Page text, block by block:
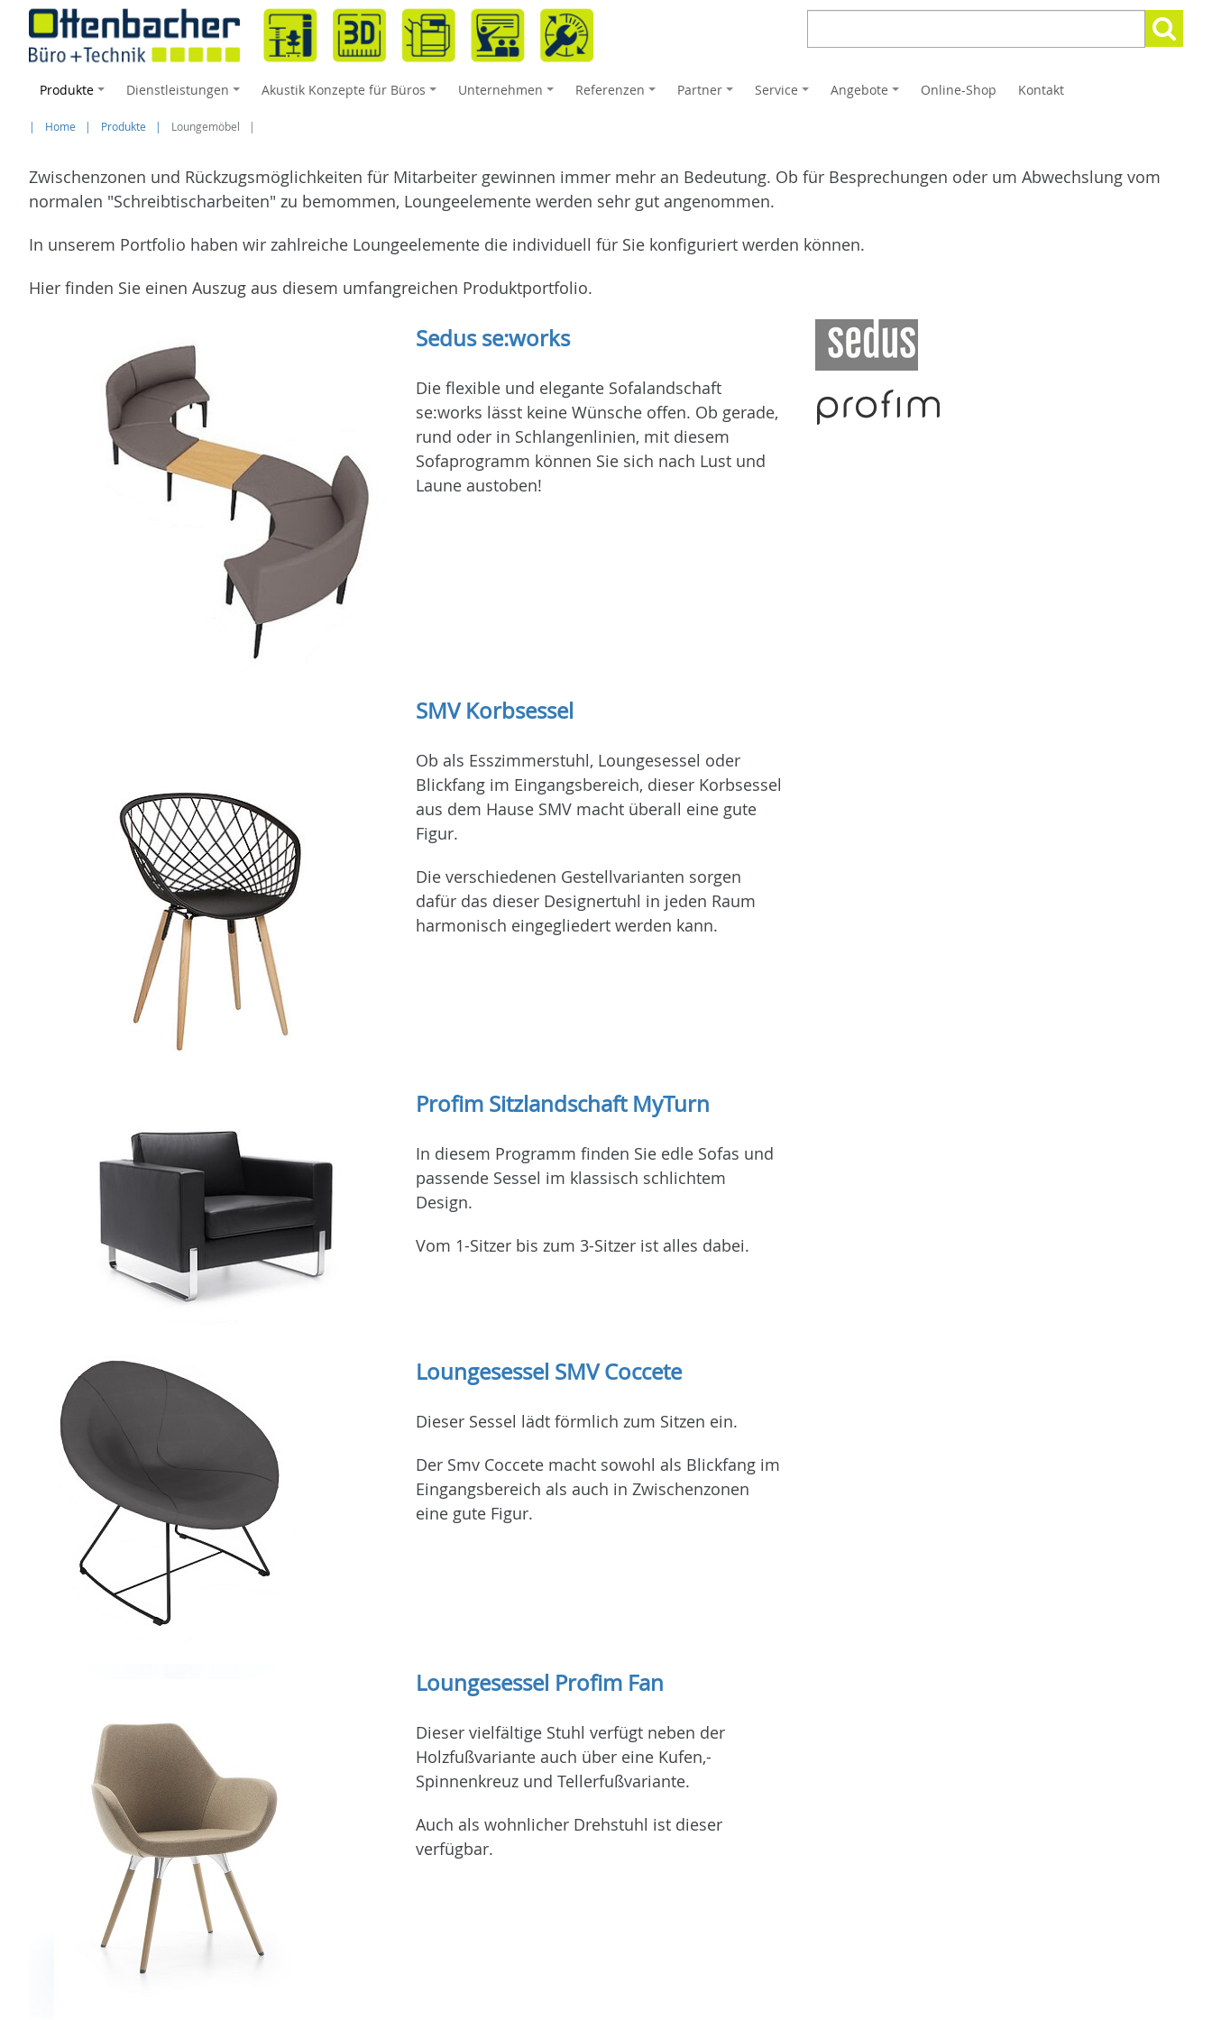
Suchen:
Produkte
Dienstleistungen
Akustik Konzepte für Büros
Unternehmen
Referenzen
Partner
Service
Angebote Online-Shop Kontakt
Home Produkte Loungemöbel
Zwischenzonen und Rückzugsmöglichkeiten für Mitarbeiter gewinnen immer mehr an Bedeutung. Ob für Besprechungen oder um Abwechslung vom
normalen "Schreibtischarbeiten" zu bemommen, Loungeelemente werden sehr gut angenommen.
In unserem Portfolio haben wir zahlreiche Loungeelemente die individuell für Sie konfiguriert werden können.
Hier finden Sie einen Auszug aus diesem umfangreichen Produktportfolio.
Sedus se:works
Die flexible und elegante Sofalandschaft
se:works lässt keine Wünsche offen. Ob gerade,
rund oder in Schlangenlinien, mit diesem
Sofaprogramm können Sie sich nach Lust und
Laune austoben!
SMV Korbsessel
Ob als Esszimmerstuhl, Loungesessel oder
Blickfang im Eingangsbereich, dieser Korbsessel
aus dem Hause SMV macht überall eine gute
Figur.
Die verschiedenen Gestellvarianten sorgen
dafür das dieser Designertuhl in jeden Raum
harmonisch eingegliedert werden kann.
Profim Sitzlandschaft MyTurn
In diesem Programm finden Sie edle Sofas und
passende Sessel im klassisch schlichtem
Design.
Vom 1-Sitzer bis zum 3-Sitzer ist alles dabei.
Loungesessel SMV Coccete
Dieser Sessel lädt förmlich zum Sitzen ein.
Der Smv Coccete macht sowohl als Blickfang im
Eingangsbereich als auch in Zwischenzonen
eine gute Figur.
Loungesessel Profim Fan
Dieser vielfältige Stuhl verfügt neben der
Holzfußvariante auch über eine Kufen,-
Spinnenkreuz und Tellerfußvariante.
Auch als wohnlicher Drehstuhl ist dieser
verfügbar.